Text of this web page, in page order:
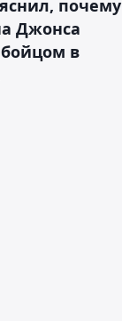
почему
Джонса
в